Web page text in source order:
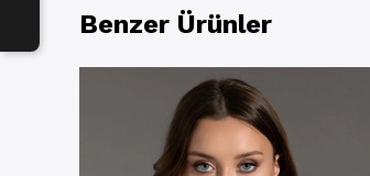
Benzer Ürünler